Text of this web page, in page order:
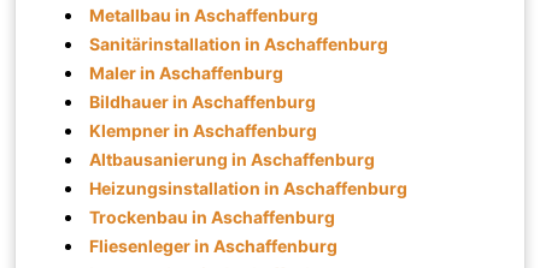
Metallbau in Aschaffenburg
Sanitärinstallation in Aschaffenburg
Maler in Aschaffenburg
Bildhauer in Aschaffenburg
Klempner in Aschaffenburg
Altbausanierung in Aschaffenburg
Heizungsinstallation in Aschaffenburg
Trockenbau in Aschaffenburg
Fliesenleger in Aschaffenburg